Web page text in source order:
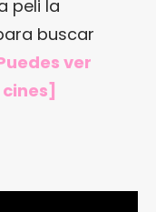
peli la
buscar
ver
cines]